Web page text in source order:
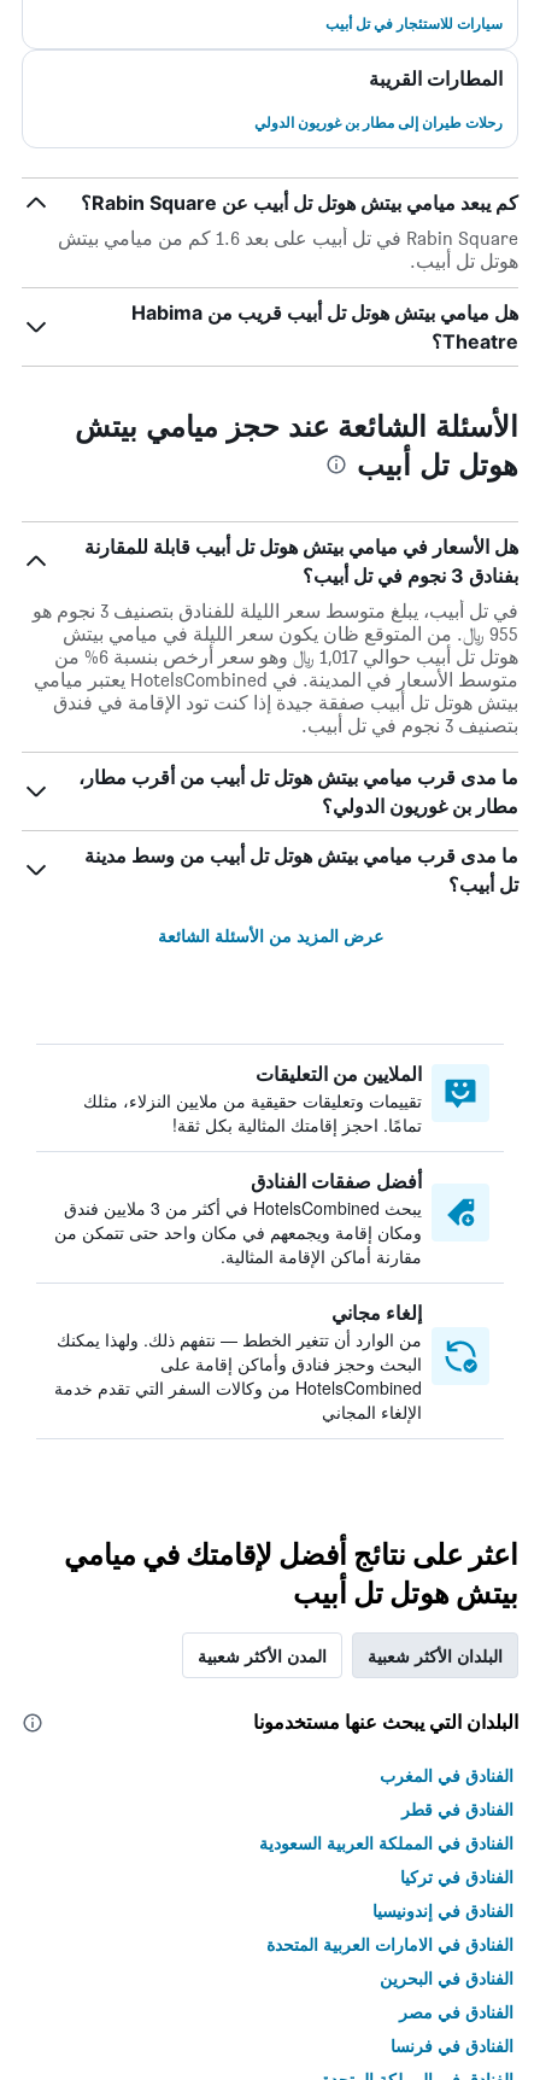
سيارات للاستئجار في تل أبيب
المطارات القريبة
رحلات طيران إلى مطار بن غوريون الدولي
كم يبعد ميامي بيتش هوتل تل أبيب عن Rabin Square؟
Rabin Square في تل أبيب على بعد 1.6 كم من ميامي بيتش
هوتل تل أبيب.
هل ميامي بيتش هوتل تل أبيب قريب من Habima
Theatre؟
الأسئلة الشائعة عند حجز ميامي بيتش
هوتل تل أبيب
هل الأسعار في ميامي بيتش هوتل تل أبيب قابلة للمقارنة
بفنادق 3 نجوم في تل أبيب؟
في تل أبيب، يبلغ متوسط ​​سعر الليلة للفنادق بتصنيف 3 نجوم هو
955 ﷼. من المتوقع ظان يكون سعر الليلة في ميامي بيتش
هوتل تل أبيب حوالي 1,017 ﷼ وهو سعر أرخص بنسبة 6% من
متوسط الأسعار في المدينة. في HotelsCombined يعتبر ميامي
بيتش هوتل تل أبيب صفقة جيدة إذا كنت تود الإقامة في فندق
بتصنيف 3 نجوم في تل أبيب.
ما مدى قرب ميامي بيتش هوتل تل أبيب من أقرب مطار،
مطار بن غوريون الدولي؟
ما مدى قرب ميامي بيتش هوتل تل أبيب من وسط مدينة
تل أبيب؟
عرض المزيد من الأسئلة الشائعة
الملايين من التعليقات
تقييمات وتعليقات حقيقية من ملايين النزلاء، مثلك
تمامًا. احجز إقامتك المثالية بكل ثقة!
أفضل صفقات الفنادق
يبحث HotelsCombined في أكثر من 3 ملايين فندق
ومكان إقامة ويجمعهم في مكان واحد حتى تتمكن من
مقارنة أماكن الإقامة المثالية.
إلغاء مجاني
من الوارد أن تتغير الخطط — نتفهم ذلك. ولهذا يمكنك
البحث وحجز فنادق وأماكن إقامة على
HotelsCombined من وكالات السفر التي تقدم خدمة
الإلغاء المجاني
اعثر على نتائج أفضل لإقامتك في ميامي
بيتش هوتل تل أبيب
البلدان الأكثر شعبية المدن الأكثر شعبية
البلدان التي يبحث عنها مستخدمونا
الفنادق في المغرب
الفنادق في قطر
الفنادق في المملكة العربية السعودية
الفنادق في تركيا
الفنادق في إندونيسيا
الفنادق في الامارات العربية المتحدة
الفنادق في البحرين
الفنادق في مصر
الفنادق في فرنسا